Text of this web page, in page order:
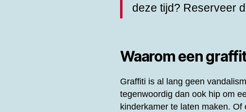
deze tijd? Reserveer
Waarom een
Graffiti is al lang geen
tegenwoordig dan ook hip om
kinderkamer te laten maken. Of